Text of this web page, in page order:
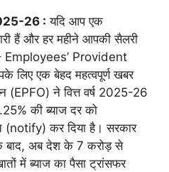
26 : यदि आप एक
हैं और हर महीने आपकी सैलरी
Employees’ Provident
लिए एक बेहद महत्वपूर्ण खबर
(EPFO) ने वित्त वर्ष 2025-26
की ब्याज दर को
(notify) कर दिया है। सरकार
के बाद, अब देश के 7 करोड़ से
में ब्याज का पैसा ट्रांसफर